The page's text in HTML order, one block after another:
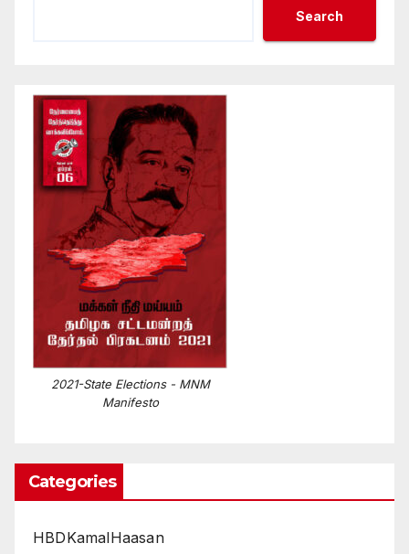
Search
2021-State Elections - MNM
Manifesto
Categories
HBDKamalHaasan